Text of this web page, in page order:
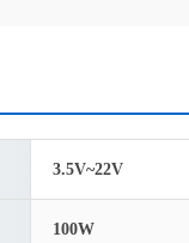
3.5V~22V
100W